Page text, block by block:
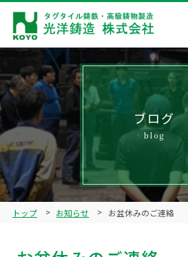
会社概要
Corporate profile
企業理念
Philosophy
製品ラインナップ
鋳造技術
Technical
品質管理
ブログ
ブログ
blog
トップ お知らせ お盆休みのご連絡